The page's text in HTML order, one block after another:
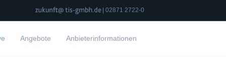
| 02871 2722-0
Angebote Anbieterinformationen